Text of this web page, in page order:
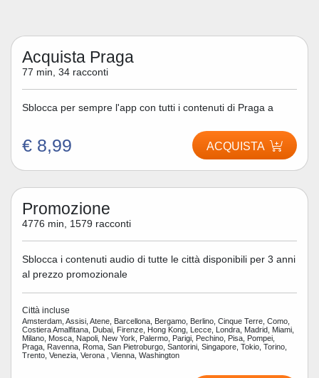
Acquista Praga
77 min, 34 racconti
Sblocca per sempre l'app con tutti i contenuti di Praga a
€ 8,99 ACQUISTA
Promozione
4776 min, 1579 racconti
Sblocca i contenuti audio di tutte le città disponibili per 3 anni
al prezzo promozionale
Città incluse
Amsterdam, Assisi, Atene, Barcellona, Bergamo, Berlino, Cinque Terre, Como,
Costiera Amalfitana, Dubai, Firenze, Hong Kong, Lecce, Londra, Madrid, Miami,
Milano, Mosca, Napoli, New York, Palermo, Parigi, Pechino, Pisa, Pompei,
Praga, Ravenna, Roma, San Pietroburgo, Santorini, Singapore, Tokio, Torino,
Trento, Venezia, Verona , Vienna, Washington